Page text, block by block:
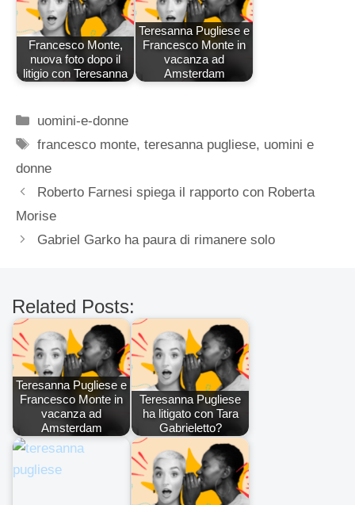
Francesco Monte,
nuova foto dopo il
litigio con Teresanna
Teresanna Pugliese e
Francesco Monte in
vacanza ad
Amsterdam
Categorie
uomini-e-donne
Tag
francesco monte,teresanna pugliese, uomini e
donne
Roberto Farnesi spiega il rapporto con Roberta
Morise
Gabriel Garko ha paura di rimanere solo
Related Posts:
Teresanna Pugliese e
Francesco Monte in
vacanza ad
Amsterdam
Teresanna Pugliese
ha litigato con Tara
Gabrieletto?